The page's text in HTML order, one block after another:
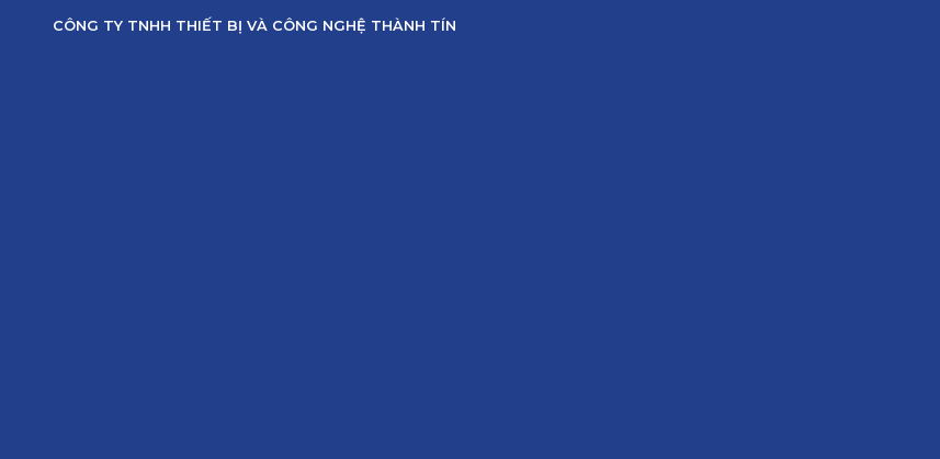
CÔNG TY TNHH THIẾT BỊ VÀ CÔNG NGHỆ THÀNH TÍN